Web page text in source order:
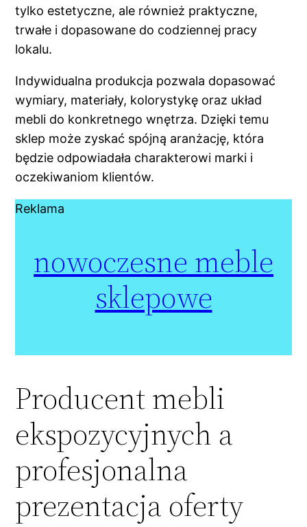
tylko estetyczne, ale również praktyczne,
trwałe i dopasowane do codziennej pracy
lokalu.
Indywidualna produkcja pozwala dopasować
wymiary, materiały, kolorystykę oraz układ
mebli do konkretnego wnętrza. Dzięki temu
sklep może zyskać spójną aranżację, która
będzie odpowiadała charakterowi marki i
oczekiwaniom klientów.
Reklama
nowoczesne meble
sklepowe
Producent mebli
ekspozycyjnych a
profesjonalna
prezentacja oferty